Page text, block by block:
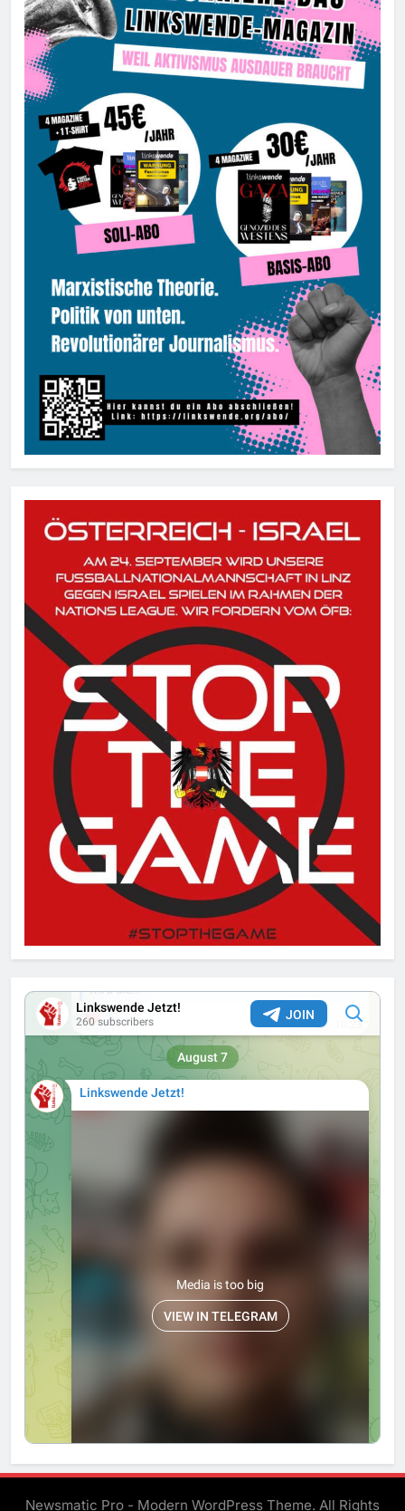
Newsmatic Pro - Modern WordPress Theme. All Rights